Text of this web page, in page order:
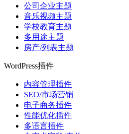
公司企业主题
音乐视频主题
学校教育主题
多用途主题
房产/列表主题
WordPress插件
内容管理插件
SEO/市场营销
电子商务插件
性能优化插件
多语言插件